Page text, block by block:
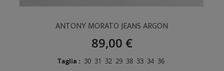
ANTONY MORATO JEANS ARGON
89,00 €
Taglia : 30 31 32 29 38 33 34 36